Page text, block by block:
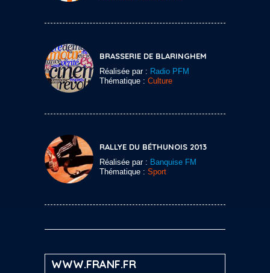
BRASSERIE DE BLARINGHEM
Réalisée par : Radio PFM
Thématique : Culture
RALLYE DU BÉTHUNOIS 2013
Réalisée par : Banquise FM
Thématique : Sport
WWW.FRANF.FR